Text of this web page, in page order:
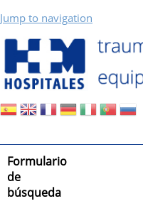
Jump to navigation
Formulario
de
búsqueda